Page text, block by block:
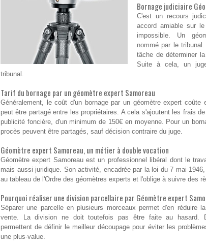
Bornage judiciaire
C'est un recours
accord amiable sur
impossible. Un
nommé par le
tâche de déterminer
Suite à cela, un
tribunal.
Tarif du bornage par un géomètre expert Samoreau
Généralement, le coût d'un bornage par un géomètre expert coûte
peut être partagé entre les propriétaires. A cela s'ajoutent les frais
publicité foncière, d'un minimum de 150€ en moyenne. Pour un
procès peuvent être partagés, sauf décision contraire du juge.
Géomètre expert Samoreau, un métier à double vocation
Géomètre expert Samoreau est un professionnel libéral dont le
mais aussi juridique. Son activité, encadrée par la loi du 7 mai
au tableau de l'Ordre des géomètres experts et l'oblige à suivre des
Pourquoi réaliser une division parcellaire par Géomètre expert
Séparer une parcelle en plusieurs morceaux permet d'en réduire
vente. La division ne doit toutefois pas être faite au hasard.
permettent de définir le meilleur découpage pour éviter les
une plus-value.